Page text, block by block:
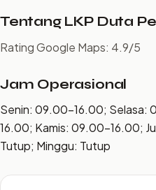
Tentang LKP Duta
Rating Google Maps: 4.9/5
Jam Operasional
Senin: 09.00–16.00; Selasa:
16.00; Kamis: 09.00–16.00;
Tutup; Minggu: Tutup